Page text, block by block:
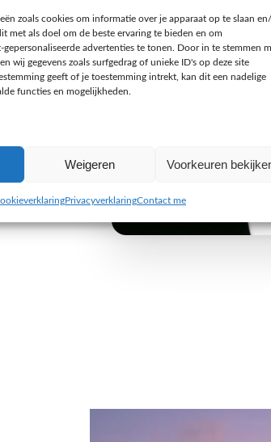
zoals cookies om informatie over je apparaat op te slaan
met als doel om de beste ervaring te bieden en om
gepersonaliseerde advertenties te tonen. Door in te stemmen
wij gegevens zoals surfgedrag of unieke ID's op deze site
geeft of je toestemming intrekt, kan dit een nadelige
functies en mogelijkheden.
Weigeren Voorkeuren
PrivacyverklaringContact me
is
iets
Wij
maken,